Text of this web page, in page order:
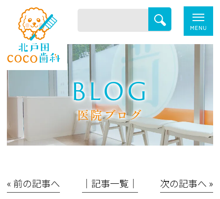
BLOG
医院ブログ
« 前の記事へ │記事一覧│ 次の記事へ »